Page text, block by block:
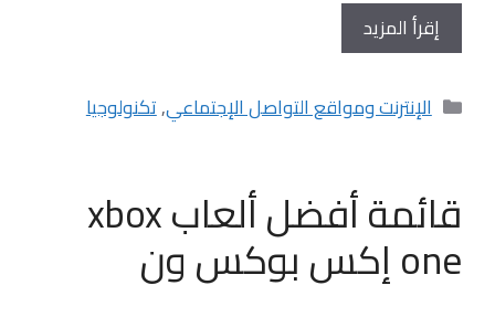
إقرأ المزيد
التصنيفات
الإنترنت ومواقع التواصل الإجتماعي,تكنولوجيا
قائمة أفضل ألعاب xbox
one إكس بوكس ون